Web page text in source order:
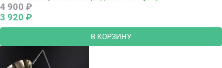
4 900 ₽
3 920 ₽
В КОРЗИНУ